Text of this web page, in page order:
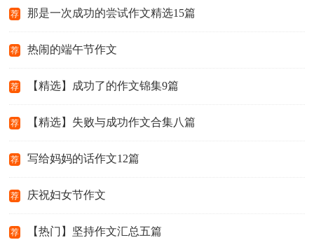
荐 那是一次成功的尝试作文精选15篇
荐 热闹的端午节作文
荐 【精选】成功了的作文锦集9篇
荐 【精选】失败与成功作文合集八篇
荐 写给妈妈的话作文12篇
荐 庆祝妇女节作文
荐 【热门】坚持作文汇总五篇